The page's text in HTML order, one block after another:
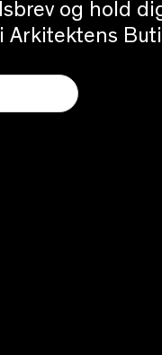
og hold
Arkitektens